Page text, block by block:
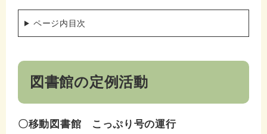
ページ内目次
図書館の定例活動
〇移動図書館 こっぷり号の運行